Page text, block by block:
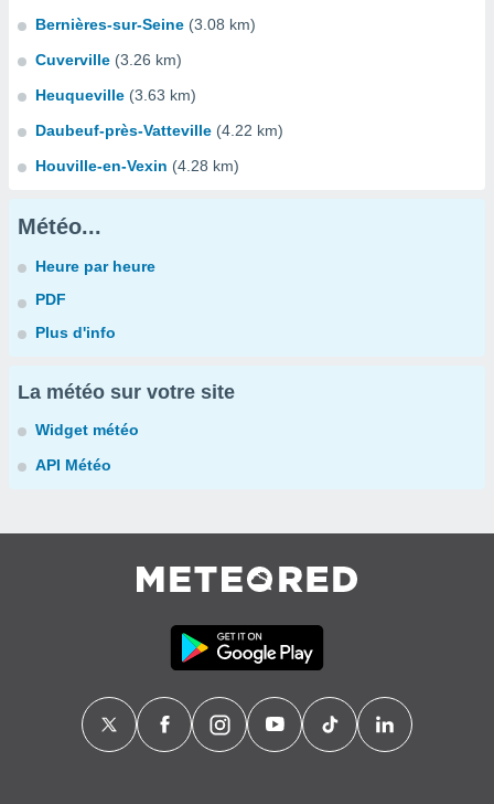
Bernières-sur-Seine (3.08 km)
Cuverville (3.26 km)
Heuqueville (3.63 km)
Daubeuf-près-Vatteville (4.22 km)
Houville-en-Vexin (4.28 km)
Météo...
Heure par heure
PDF
Plus d'info
La météo sur votre site
Widget météo
API Météo